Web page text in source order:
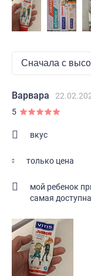
Варвара
5
вкус
только цена
мой ребенок
самая